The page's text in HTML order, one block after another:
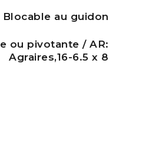
Blocable au guidon
ou pivotante / AR:
Agraires,16-6.5 x 8